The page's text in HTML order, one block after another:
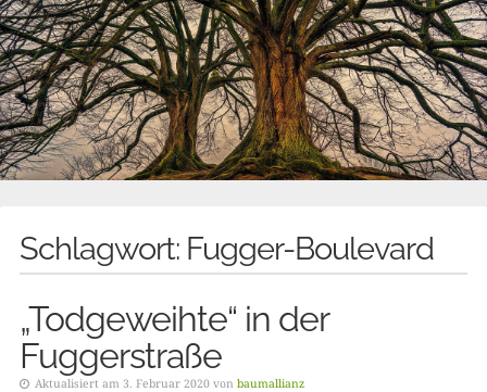
Schlagwort: Fugger-Boulevard
„Todgeweihte“ in der
Fuggerstraße
Aktualisiert am 3. Februar 2020 von baumallianz